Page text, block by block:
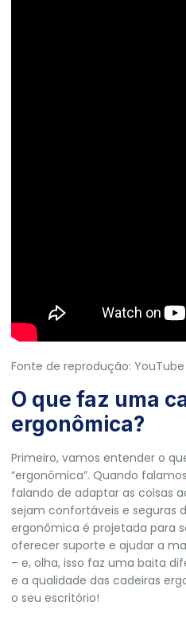
Fonte de reprodução: YouTube
O que faz uma
ergonômica?
Primeiro, vamos entender o
“ergonômica”. Quando
falando de adaptar as coisas
sejam confortáveis e seguras
ergonômica é projetada para
oferecer suporte e ajudar a
– e, olha, isso faz uma baita
e a qualidade das cadeiras
o seu escritório!